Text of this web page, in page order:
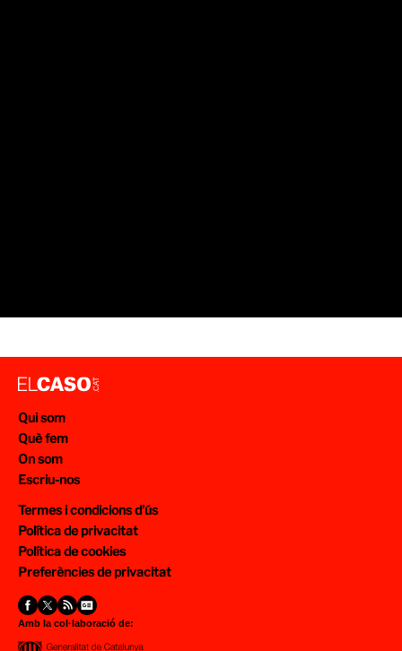
Qui som
Què fem
On som
Escriu-nos
Termes i condicions d’ús
Política de privacitat
Política de cookies
Preferències de privacitat
Amb la col·laboració de: